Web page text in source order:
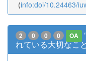
(info:doi/10.24463/
2 0 0 0 OA
れている大切なこと